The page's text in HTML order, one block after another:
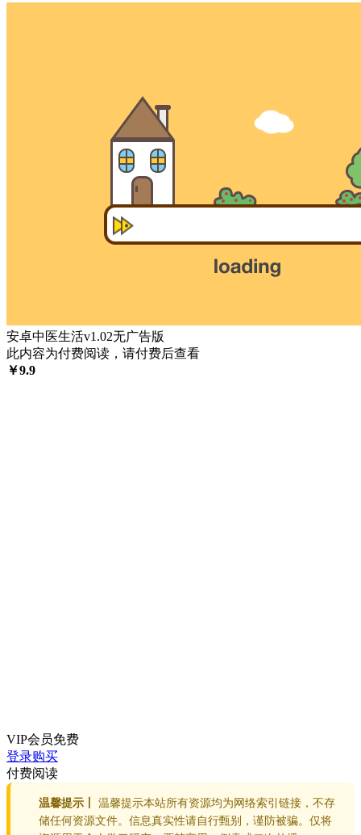
安卓中医生活v1.02无广告版
此内容为付费阅读，请付费后查看
￥9.9
VIP会员免费
登录购买
付费阅读
温馨提示丨
温馨提示本站所有资源均为网络索引链接，不存
储任何资源文件。信息真实性请自行甄别，谨防被骗。仅将